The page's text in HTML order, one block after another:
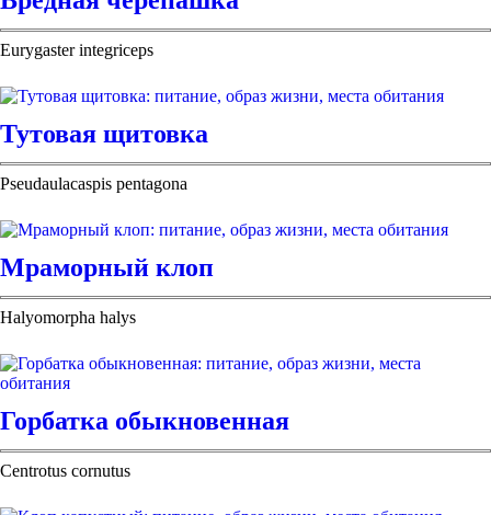
Eurygaster integriceps
Тутовая щитовка
Pseudaulacaspis pentagona
Мраморный клоп
Halyomorpha halys
Горбатка обыкновенная
Centrotus cornutus